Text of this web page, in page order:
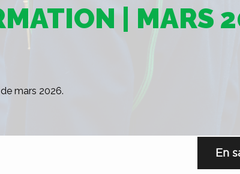
| MARS
mars 2026.
En